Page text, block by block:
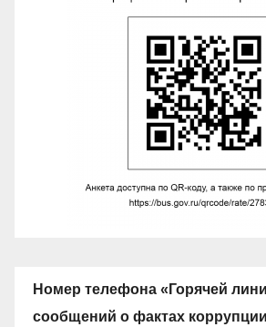
Номер телефона «Горячей
сообщений о фактах